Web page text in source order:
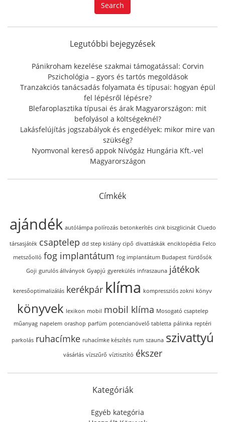
r
f
r
:
Search
Legutóbbi bejegyzések
Pánikroham kezelése szakmai támogatással: Corvin
Pszichológia – gyors és tartós megoldások
Tranzakciós tanácsadás folyamata és típusai: hogyan épül
fel lépésről lépésre?
Blefaroplasztika típusai és árak Magyarországon: mit
befolyásol a költségeknél?
Lakásfelújítás jogszabályok és engedélyek: mikor mire van
szükség?
Nyomvonal kereső appok Nívógáz Hungária Kft.-vel
Magyarországon
Címkék
ajándék autólámpa polírozás betonkerítés cink biszglicinát Cluedo
társasjáték csaptelep dd step kislány cipő divattáskák enciklopédia Felco
metszőolló fog implantátum fog implantátum Budapest fürdősók
Goji gurulós állványok Gyapjú gyerekülés infraszauna játékok
keresőoptimalizálás kerékpár klíma kompressziós zokni könyv
könyvek lexikon mobil mobil klíma Mosogató csaptelep
műanyag napelem orashop parfüm potencianövelő tabletta pálinka reptéri
parkolás ruhacímke ruhacímke készítés rum szauna szivattyú
vásárlás vízszűrő víztisztító ékszer
Kategóriák
Egyéb kategória